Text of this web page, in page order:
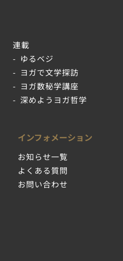
連載
ゆるベジ
ヨガで文学探訪
ヨガ数秘学講座
深めようヨガ哲学
インフォメーション
お知らせ一覧
よくある質問
お問い合わせ